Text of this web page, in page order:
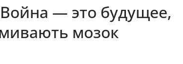
— это будущее,
мозок